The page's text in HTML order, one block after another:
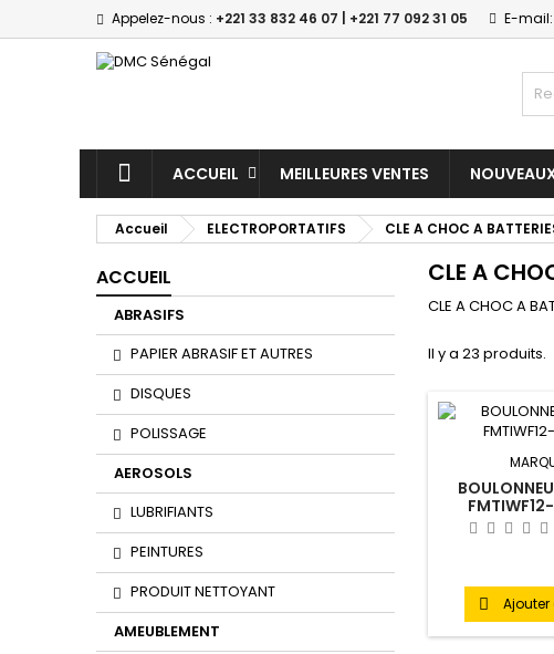
Appelez-nous : +221 33 832 46 07 | +221 77 092 31 05 E-mail:
ACCUEIL MEILLEURES VENTES
Accueil ELECTROPORTATIFS CLE A CHOC A
ACCUEIL
ABRASIFS
PAPIER ABRASIF ET AUTRES
DISQUES
POLISSAGE
AEROSOLS
LUBRIFIANTS
PEINTURES
PRODUIT NETTOYANT
AMEUBLEMENT
CLE A
CLE A CHOC A
Il y a 23 produits.

My
Vous